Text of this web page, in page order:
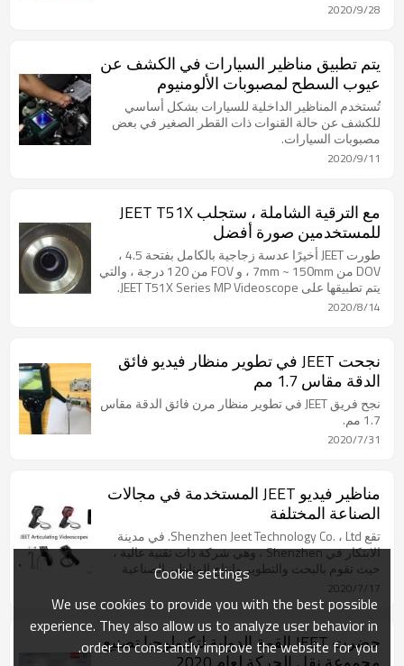
2020/9/28
يتم تطبيق مناظير السيارات في الكشف عن
عيوب السطح لمصبوبات الألومنيوم
تُستخدم المناظير الداخلية للسيارات بشكل أساسي
للكشف عن حالة القنوات ذات القطر الصغير في بعض
مصبوبات السيارات.
2020/9/11
مع الترقية الشاملة ، ستجلب JEET T51X
للمستخدمين صورة أفضل
طورت JEET أخيرًا عدسة زجاجية بالكامل بفتحة 4.5 ،
DOV من 7mm ~ 150mm ، و FOV من 120 درجة ، والتي
يتم تطبيقها على JEET T51X Series MP Videoscope.
2020/8/14
نجحت JEET في تطوير منظار فيديو فائق
الدقة مقاس 1.7 مم
نجح فريق JEET في تطوير منظار مرن فائق الدقة مقاس
1.7 مم.
2020/7/31
مناظير فيديو JEET المستخدمة في مجالات
الصناعة المختلفة
تقع Shenzhen Jeet Technology Co. ، Ltd. في مدينة
الابتكار في Shenzhen ، وهي شركة ذات تقنية عالية ،
حيث تقوم بالبحث والتطوير وإنتاج المناظير الصناعية
بشكل احترافي
2020/7/17
حضرت JEET القمة الدولية لتكنولوجيا تصنيع
Cookie settings
We use cookies to provide you with the best possible
experience. They also allow us to analyze user behavior in
order to constantly improve the website for you.